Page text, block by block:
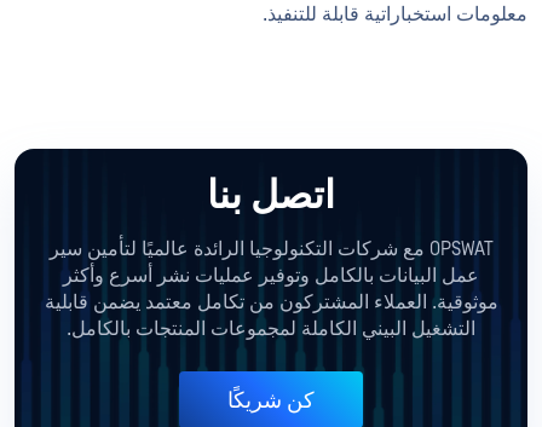
معلومات استخباراتية قابلة للتنفيذ.
اتصل بنا
OPSWAT مع شركات التكنولوجيا الرائدة عالميًا لتأمين سير
عمل البيانات بالكامل وتوفير عمليات نشر أسرع وأكثر
موثوقية. العملاء المشتركون من تكامل معتمد يضمن قابلية
التشغيل البيني الكاملة لمجموعات المنتجات بالكامل.
كن شريكًا